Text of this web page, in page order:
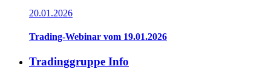
20.01.2026
Trading-Webinar vom 19.01.2026
Tradinggruppe Info